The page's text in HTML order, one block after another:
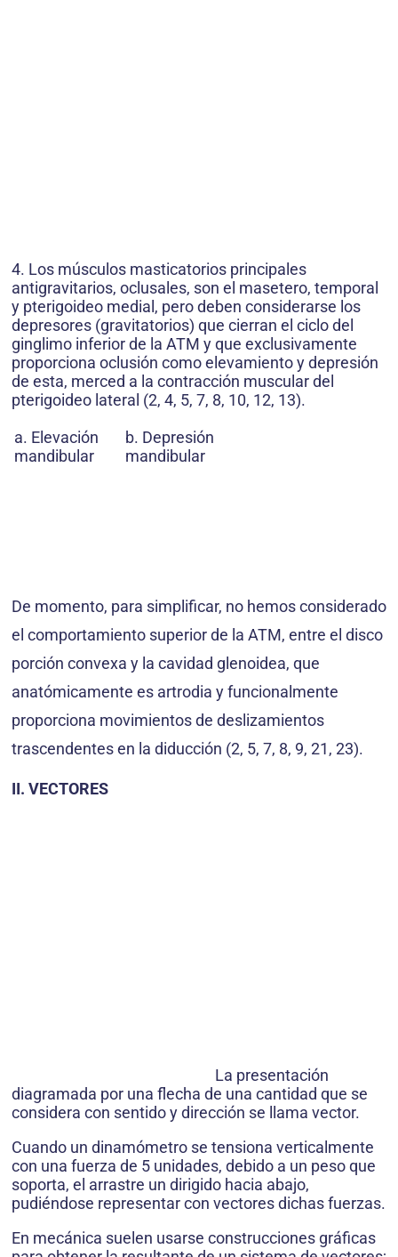
4. Los músculos masticatorios principales
antigravitarios, oclusales, son el masetero, temporal
y pterigoideo medial, pero deben considerarse los
depresores (gravitatorios) que cierran el ciclo del
ginglimo inferior de la ATM y que exclusivamente
proporciona oclusión como elevamiento y depresión
de esta, merced a la contracción muscular del
pterigoideo lateral (2, 4, 5, 7, 8, 10, 12, 13).
a. Elevación
mandibular
b. Depresión
mandibular
De momento, para simplificar, no hemos considerado
el comportamiento superior de la ATM, entre el disco
porción convexa y la cavidad glenoidea, que
anatómicamente es artrodia y funcionalmente
proporciona movimientos de deslizamientos
trascendentes en la diducción (2, 5, 7, 8, 9, 21, 23).
II. VECTORES
La presentación
diagramada por una flecha de una cantidad que se
considera con sentido y dirección se llama vector.
Cuando un dinamómetro se tensiona verticalmente
con una fuerza de 5 unidades, debido a un peso que
soporta, el arrastre un dirigido hacia abajo,
pudiéndose representar con vectores dichas fuerzas.
En mecánica suelen usarse construcciones gráficas